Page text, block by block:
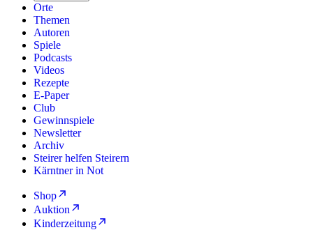
Orte
Themen
Autoren
Spiele
Podcasts
Videos
Rezepte
E-Paper
Club
Gewinnspiele
Newsletter
Archiv
Steirer helfen Steirern
Kärntner in Not
Shop
Auktion
Kinderzeitung